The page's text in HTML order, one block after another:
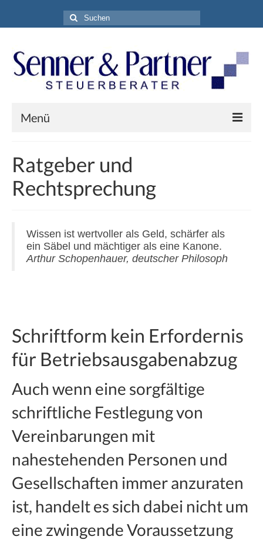
Suchen
nach:
Menü
Aktuelles
Leistungen
Kontakt
Ratgeber und
Rechtsprechung
Wissen ist wertvoller als Geld, schärfer als
ein Säbel und mächtiger als eine Kanone.
Arthur Schopenhauer, deutscher Philosoph
Schriftform kein Erfordernis
für Betriebsausgabenabzug
Auch wenn eine sorgfältige
schriftliche Festlegung von
Vereinbarungen mit
nahestehenden Personen und
Gesellschaften immer anzuraten
ist, handelt es sich dabei nicht um
eine zwingende Voraussetzung